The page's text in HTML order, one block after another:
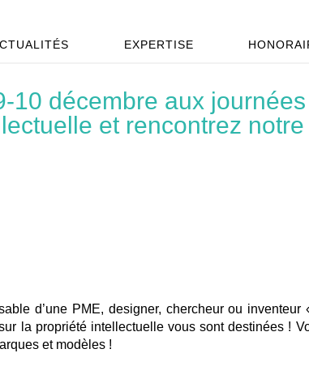
EXPERTISE
10 décembre aux
et rencontrez
d’une PME, designer, chercheur ou
la propriété intellectuelle vous sont destinées !
et modèles !